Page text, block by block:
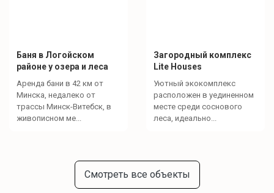
Баня в Логойском
районе у озера и леса
Аренда бани в 42 км от
Минска, недалеко от
трассы Минск-Витебск, в
живописном ме...
Загородный комплекс
Lite Houses
Уютный экокомплекс
расположен в уединенном
месте среди соснового
леса, идеально...
Смотреть все объекты